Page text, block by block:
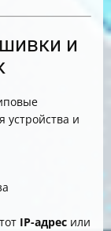
и
устройства и
IP-адрес или